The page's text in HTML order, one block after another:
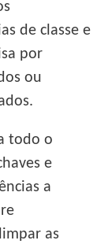
de classe e
por
ou
todo o
e
a
as